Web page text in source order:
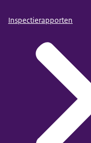
Inspectierapporten